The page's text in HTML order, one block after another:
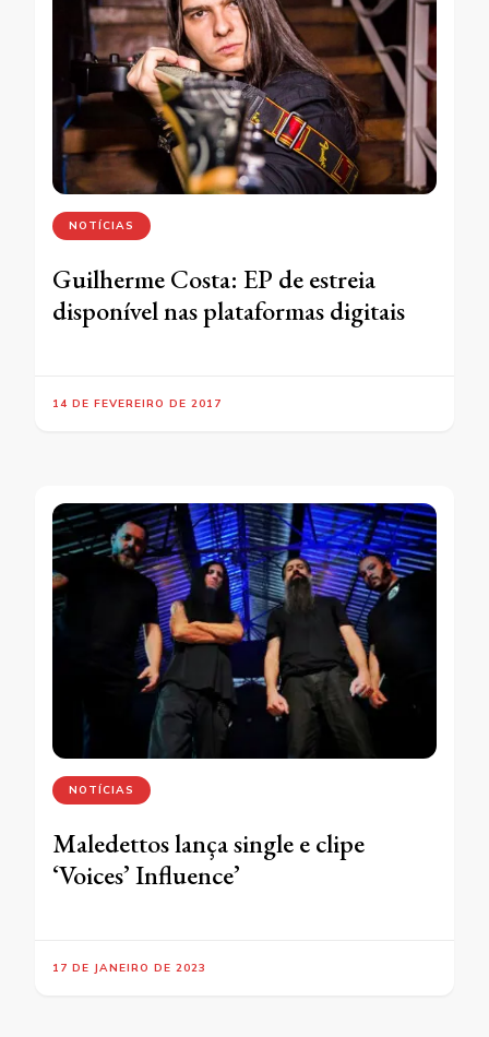
NOTÍCIAS
Guilherme Costa: EP de estreia
disponível nas plataformas digitais
14 DE FEVEREIRO DE 2017
NOTÍCIAS
Maledettos lança single e clipe
‘Voices’ Influence’
17 DE JANEIRO DE 2023